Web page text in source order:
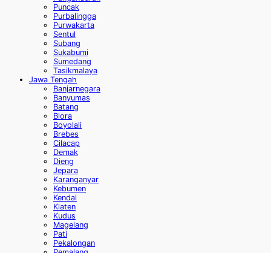
Puncak
Purbalingga
Purwakarta
Sentul
Subang
Sukabumi
Sumedang
Tasikmalaya
Jawa Tengah
Banjarnegara
Banyumas
Batang
Blora
Boyolali
Brebes
Cilacap
Demak
Dieng
Jepara
Karanganyar
Kebumen
Kendal
Klaten
Kudus
Magelang
Pati
Pekalongan